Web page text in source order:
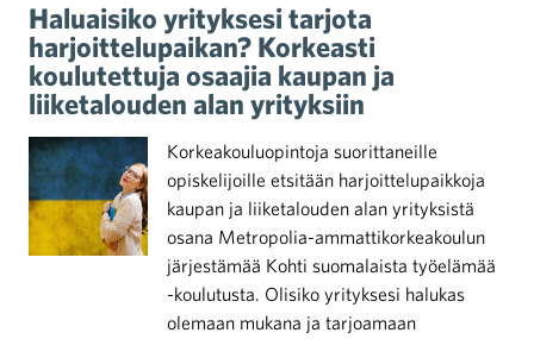
Haluaisiko yrityksesi tarjota
harjoittelupaikan? Korkeasti
koulutettuja osaajia kaupan ja
liiketalouden alan yrityksiin
Korkeakouluopintoja suorittaneille
opiskelijoille etsitään harjoittelupaikkoja
kaupan ja liiketalouden alan yrityksistä
osana Metropolia-ammattikorkeakoulun
järjestämää Kohti suomalaista työelämää
-koulutusta. Olisiko yrityksesi halukas
olemaan mukana ja tarjoamaan